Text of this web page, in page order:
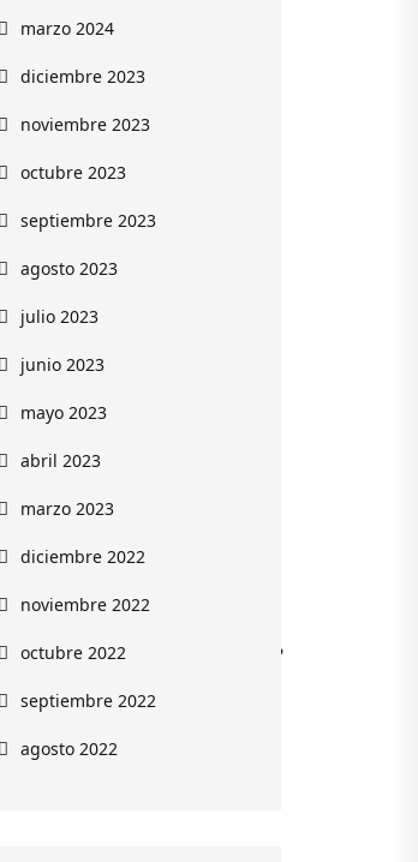
viewform?
marzo 2024
diciembre 2023
noviembre 2023
octubre 2023
septiembre 2023
agosto 2023
julio 2023
junio 2023
mayo 2023
abril 2023
marzo 2023
diciembre 2022
noviembre 2022
octubre 2022
septiembre 2022
agosto 2022